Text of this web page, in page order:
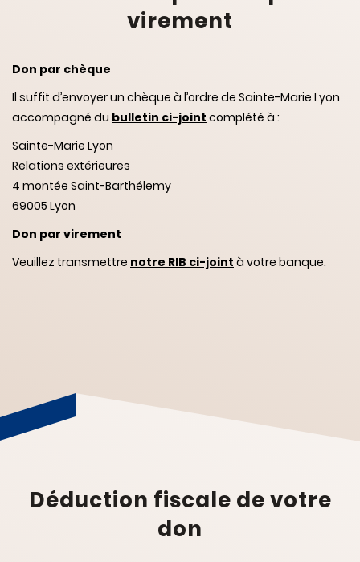
virement
Don par chèque
Il suffit d’envoyer un chèque à l’ordre de Sainte-Marie Lyon
accompagné du bulletin ci-joint complété à :
Sainte-Marie Lyon
Relations extérieures
4 montée Saint-Barthélemy
69005 Lyon
Don par virement
Veuillez transmettre notre RIB ci-joint à votre banque.
Déduction fiscale de votre
don